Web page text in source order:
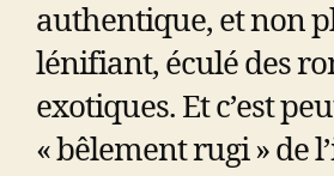
authentique, et non
lénifiant, éculé des
exotiques. Et c’est
« bêlement rugi » de